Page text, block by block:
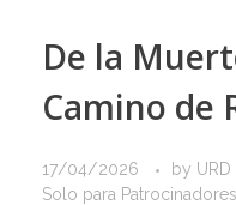
De la
Camino de
17/04/2026 by URD
Solo para Patrocinadores